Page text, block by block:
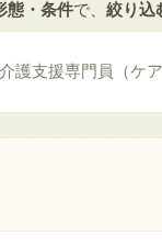
態・条件で、 絞り込
介護支援専門員（ケ